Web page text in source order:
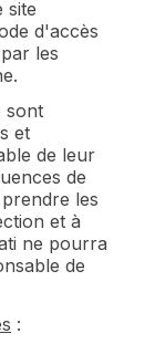
site
d'accès
les
sont
et
de leur
de
les
et à
ne pourra
de
: